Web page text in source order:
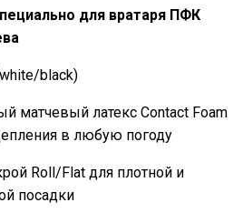
для вратаря ПФК
black)
матчевый латекс Contact Foam
в любую погоду
Roll/Flat для плотной и
посадки